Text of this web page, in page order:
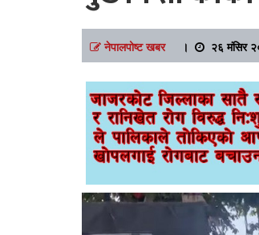
नेपालपोष्ट खबर। २६ मंसिर